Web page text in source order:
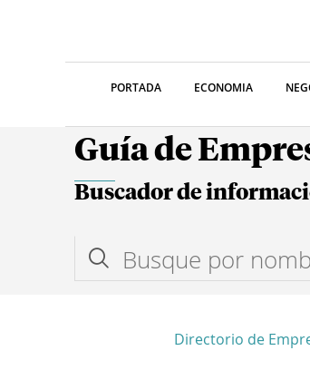
PORTADA ECONOMIA
Guía de
Buscador de
Directorio de